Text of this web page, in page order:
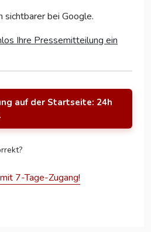
bei Google.
Ihre Pressemitteilung ein
auf der Startseite: 24h
7-Tage-Zugang!